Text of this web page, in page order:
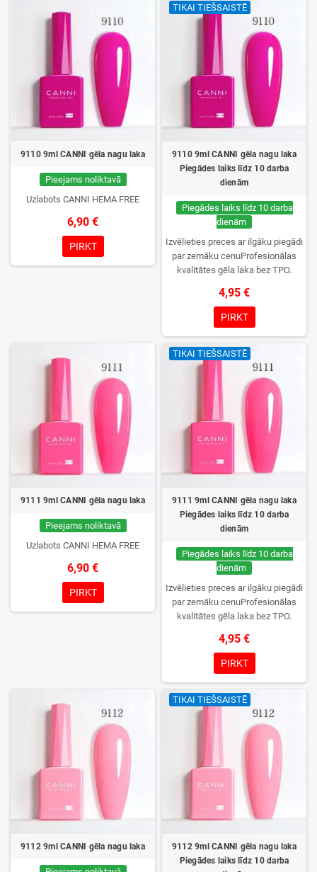
tikai jūs.
9110 9ml CANNI gēla nagu laka
Pieejams noliktavā
Uzlabots CANNI HEMA FREE
6,90 €
PIRKT
TIKAI TIEŠSAISTĒ
9110 9ml CANNI gēla nagu laka
Piegādes laiks līdz 10 darba
dienām
Piegādes laiks līdz 10 darba
dienām
Izvēlieties preces ar ilgāku piegādi
par zemāku cenuProfesionālas
kvalitātes gēla laka bez TPO.
izvēle, lieliska sacietēšana
UV/LED lampās un ilgstoša
noturība. Katrs flakons iepakots
kastītē – pirmo reizi to atvērsiet
tikai jūs.
4,95 €
PIRKT
9111 9ml CANNI gēla nagu laka
Pieejams noliktavā
Uzlabots CANNI HEMA FREE
6,90 €
PIRKT
TIKAI TIEŠSAISTĒ
9111 9ml CANNI gēla nagu laka
Piegādes laiks līdz 10 darba
dienām
Piegādes laiks līdz 10 darba
dienām
Izvēlieties preces ar ilgāku piegādi
par zemāku cenuProfesionālas
kvalitātes gēla laka bez TPO.
izvēle, lieliska sacietēšana
UV/LED lampās un ilgstoša
noturība. Katrs flakons iepakots
kastītē – pirmo reizi to atvērsiet
tikai jūs.
4,95 €
PIRKT
9112 9ml CANNI gēla nagu laka
TIKAI TIEŠSAISTĒ
9112 9ml CANNI gēla nagu laka
Piegādes laiks līdz 10 darba